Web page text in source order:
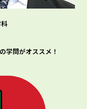
学問がオススメ！